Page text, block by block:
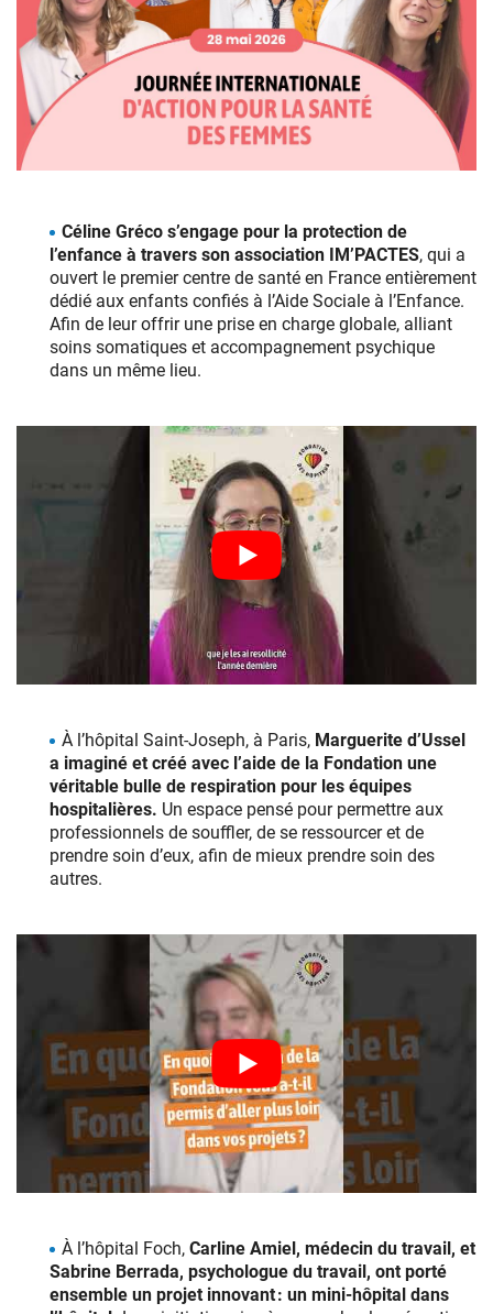
Céline Gréco s’engage pour la protection de
l’enfance à travers son association IM’PACTES, qui a
ouvert le premier centre de santé en France entièrement
dédié aux enfants confiés à l’Aide Sociale à l’Enfance.
Afin de leur offrir une prise en charge globale, alliant
soins somatiques et accompagnement psychique
dans un même lieu.
À l’hôpital Saint‑Joseph, à Paris, Marguerite d’Ussel
a imaginé et créé avec l’aide de la Fondation une
véritable bulle de respiration pour les équipes
hospitalières. Un espace pensé pour permettre aux
professionnels de souffler, de se ressourcer et de
prendre soin d’eux, afin de mieux prendre soin des
autres.
À l’hôpital Foch, Carline Amiel, médecin du travail, et
Sabrine Berrada, psychologue du travail, ont porté
ensemble un projet innovant : un mini‑hôpital dans